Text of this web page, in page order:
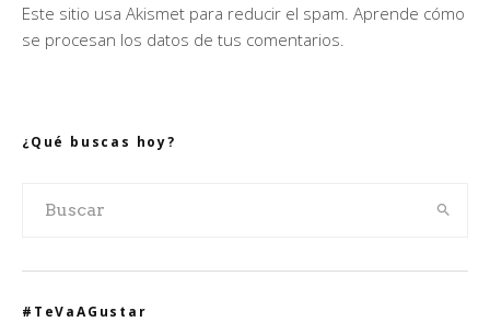
Este sitio usa Akismet para reducir el spam. Aprende cómo
se procesan los datos de tus comentarios.
¿Qué buscas hoy?
#TeVaAGustar